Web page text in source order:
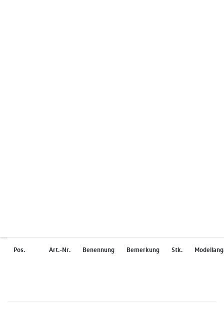
Pos. Art.-Nr. Benennung Bemerkung Stk.